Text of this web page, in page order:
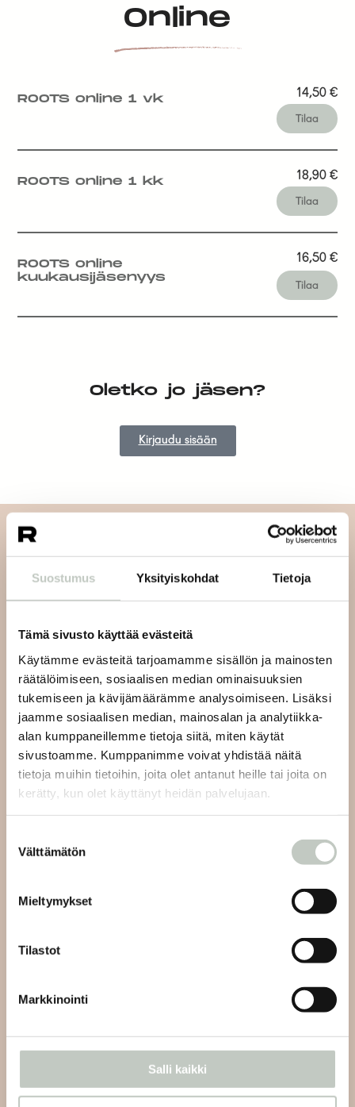
Suostumus Yksityiskohdat Tietoja
Tämä sivusto käyttää evästeitä
Käytämme evästeitä tarjoamamme sisällön ja mainosten
räätälöimiseen, sosiaalisen median ominaisuuksien
tukemiseen ja kävijämäärämme analysoimiseen. Lisäksi
jaamme sosiaalisen median, mainosalan ja analytiikka-
alan kumppaneillemme tietoja siitä, miten käytät
sivustoamme. Kumppanimme voivat yhdistää näitä
tietoja muihin tietoihin, joita olet antanut heille tai joita on
kerätty, kun olet käyttänyt heidän palvelujaan.
valinta
Välttämätön
Mieltymykset
Tilastot
Markkinointi
Salli kaikki
Online
ROOTS online 1 vk 14,50 €
Tilaa
ROOTS online 1 kk 18,90 €
Tilaa
ROOTS online
kuukausijäsenyys
16,50 €
Tilaa
Oletko jo jäsen?
Kirjaudu sisään
Tilaa
Lähetämme sinulle vastauksen viestiisi 48 tunnin sisällä
+358 50 5486084
Vallila:+358 40 1438600
Herttoniemi: +358 40 7526070
Tietosuojaseloste